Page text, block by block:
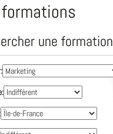
une formation